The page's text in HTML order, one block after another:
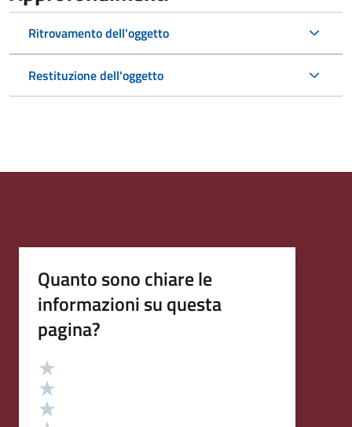
Ritrovamento dell'oggetto
Restituzione dell'oggetto
Quanto sono chiare le
informazioni su questa
pagina?
Valutazione